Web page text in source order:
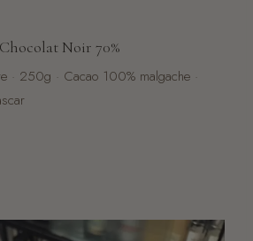
Noir 70%
· 250g · Cacao 100% malgache ·